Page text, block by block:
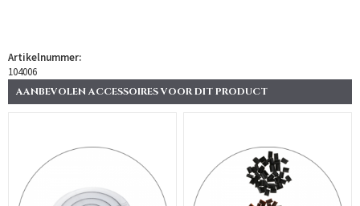
Artikelnummer:
104006
AANBEVOLEN ACCESSOIRES VOOR DIT PRODUCT